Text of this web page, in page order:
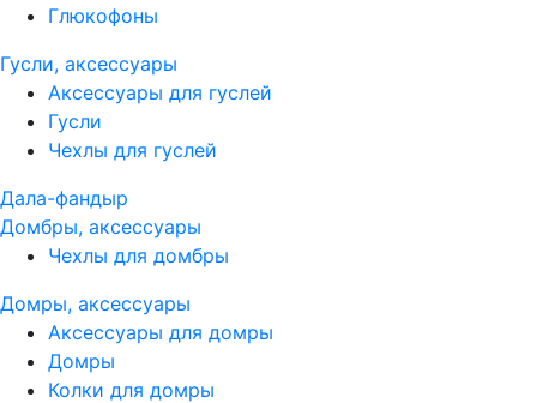
Глюкофоны
Гусли, аксессуары
Аксессуары для гуслей
Гусли
Чехлы для гуслей
Дала-фандыр
Домбры, аксессуары
Чехлы для домбры
Домры, аксессуары
Аксессуары для домры
Домры
Колки для домры